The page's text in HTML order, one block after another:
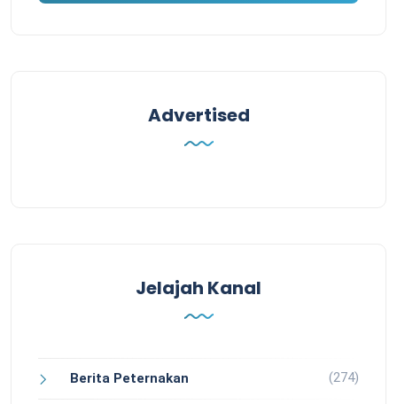
Advertised
Jelajah Kanal
Berita Peternakan (274)